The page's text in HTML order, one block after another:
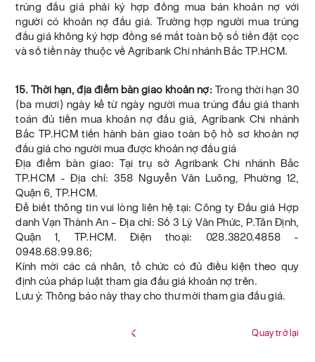
trúng đấu giá phải ký hợp đồng mua bán khoản nợ với
người có khoản nợ đấu giá. Trường hợp người mua trúng
đấu giá không ký hợp đồng sẽ mất toàn bộ số tiền đặt cọc
và số tiền này thuộc về Agribank Chi nhánh Bắc TP.HCM.
15. Thời hạn, địa điểm bàn giao khoản nợ: Trong thời hạn 30
(ba mươi) ngày kể từ ngày người mua trúng đấu giá thanh
toán đủ tiền mua khoản nợ đấu giá, Agribank Chi nhánh
Bắc TP.HCM tiến hành bàn giao toàn bộ hồ sơ khoản nợ
đấu giá cho người mua được khoản nợ đấu giá
Địa điểm bàn giao: Tại trụ sở Agribank Chi nhánh Bắc
TP.HCM - Địa chỉ: 358 Nguyễn Văn Luông, Phường 12,
Quận 6, TP.HCM.
Để biết thông tin vui lòng liên hệ tại: Công ty Đấu giá Hợp
danh Vạn Thành An – Địa chỉ: Số 3 Lý Văn Phức, P.Tân Định,
Quận 1, TP.HCM. Điện thoại: 028.3820.4858 -
0948.68.99.86;
Kính mời các cá nhân, tổ chức có đủ điều kiện theo quy
định của pháp luật tham gia đấu giá khoản nợ trên.
Lưu ý: Thông báo này thay cho thư mời tham gia đấu giá.
Quay trở lại